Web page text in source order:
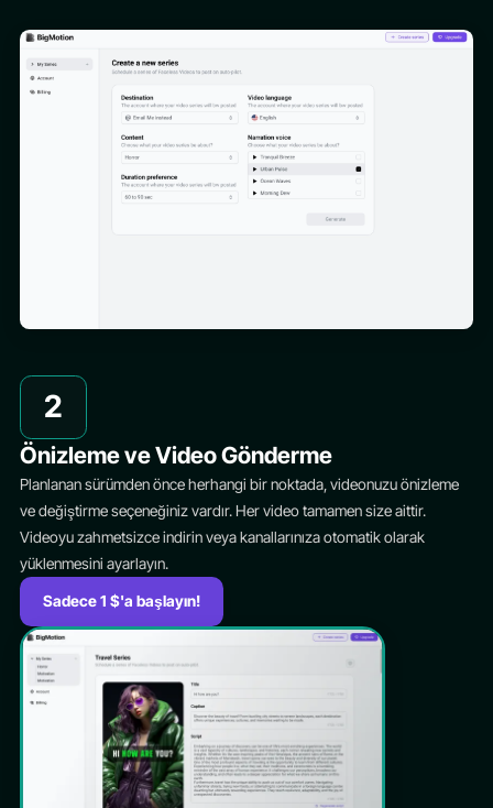
2
Önizleme ve Video Gönderme
Planlanan sürümden önce herhangi bir noktada, videonuzu önizleme
ve değiştirme seçeneğiniz vardır. Her video tamamen size aittir.
Videoyu zahmetsizce indirin veya kanallarınıza otomatik olarak
yüklenmesini ayarlayın.
Sadece 1 $'a başlayın!